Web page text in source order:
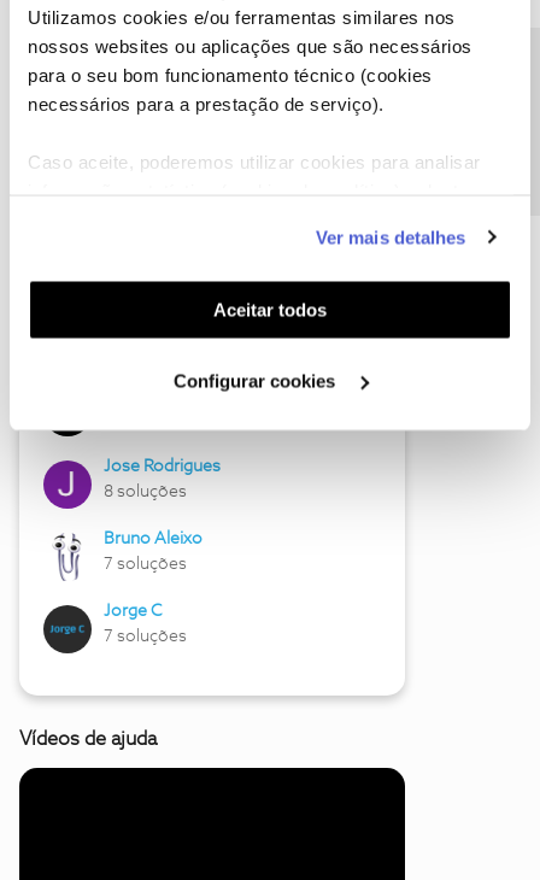
Utilizamos cookies e/ou ferramentas similares nos
nossos websites ou aplicações que são necessários
para o seu bom funcionamento técnico (cookies
necessários para a prestação de serviço).
Caso aceite, poderemos utilizar cookies para analisar
funcionalidades (cookies de personalização e
funcionalidade) e adaptar anúncios aos seus interesses
(cookies de publicidade personalizada). Pode gerir a
utilização dos cookies clicando em "Configurar
Ver mais detalhes
Aceitar todos
Configurar cookies
Descubra as novidades de junho
Hall of Fame de junho
Jose Rodrigues
8 soluções
Bruno Aleixo
7 soluções
Jorge C
7 soluções
Vídeos de ajuda